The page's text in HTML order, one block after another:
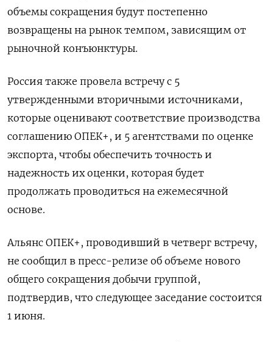
объемы сокращения будут постепенно
возвращены на рынок темпом, зависящим от
рыночной конъюнктуры.
Россия также провела встречу с 5
утвержденными вторичными источниками,
которые оценивают соответствие производства
соглашению ОПЕК+, и 5 агентствами по оценке
экспорта, чтобы обеспечить точность и
надежность их оценки, которая будет
продолжать проводиться на ежемесячной
основе.
Альянс ОПЕК+, проводивший в четверг встречу,
не сообщил в пресс-релизе об объеме нового
общего сокращения добычи группой,
подтвердив, что следующее заседание состоится
1 июня.